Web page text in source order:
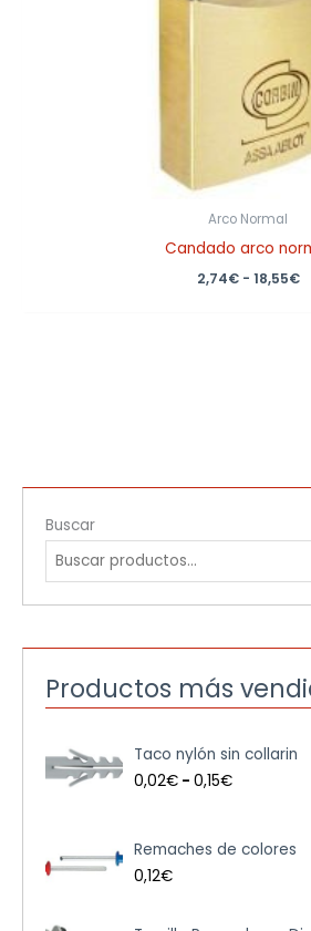
Buscar
Productos más
Taco nylón sin collarin
0,02€ - 0,15€
a
n
d
Remaches de colores
0,12€
Arco Normal
Candado arco
2,74€ - 18,55€